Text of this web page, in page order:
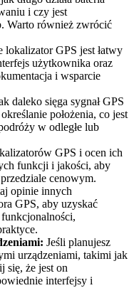
i czy jest
Warto również zwrócić
lokalizator GPS jest łatwy
użytkownika oraz
i wsparcie
daleko sięga sygnał GPS
położenia, co jest
w odległe lub
GPS i ocen ich
funkcji i jakości, aby
cenowym.
opinie innych
GPS, aby uzyskać
Jeśli planujesz
urządzeniami, takimi jak
się, że jest on
interfejsy i